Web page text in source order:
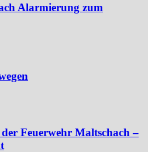
Alarmierung zum
Feuerwehr Maltschach –